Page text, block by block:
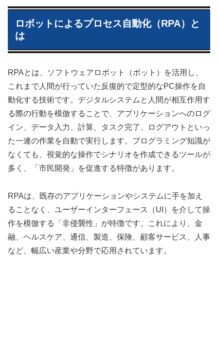
ロボットによるプロセス自動化（RPA）と
は
RPAとは、ソフトウェアロボット（ボット）を活用し、
これまで人間が行っていた反復的で定型的なPC操作を自
動化する技術です。デジタルシステムと人間が相互作用す
る際の行動を模倣することで、アプリケーションへのログ
イン、データ入力、計算、タスク完了、ログアウトといっ
た一連の作業を自動で実行します。プログラミング知識が
なくても、視覚的な操作でシナリオを作成できるツールが
多く、「市民開発」を促進する特徴があります。
RPAは、既存のアプリケーションやシステムに手を加え
ることなく、ユーザーインターフェース（UI）を介して操
作を模倣する「非侵襲性」が特徴です。これにより、金
融、ヘルスケア、通信、製造、保険、顧客サービス、人事
など、幅広い産業や分野で応用されています。